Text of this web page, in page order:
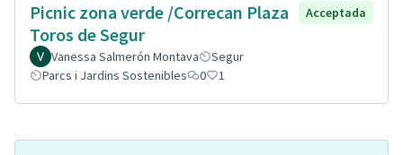
Picnic zona verde /Correcan Plaza
Toros de Segur
Acceptada
Vanessa Salmerón Montava
Segur
Parcs i Jardins Sostenibles
0 1